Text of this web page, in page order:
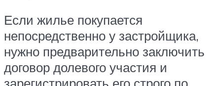
Если жилье покупается
непосредственно у застройщика,
нужно предварительно заключить
договор долевого участия и